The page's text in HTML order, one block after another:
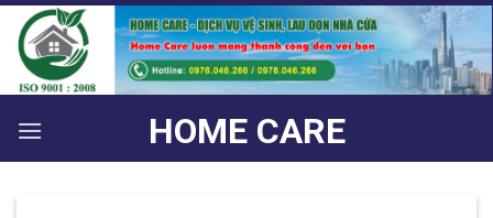
Bỏ
qua
nội
dung
HOME CARE